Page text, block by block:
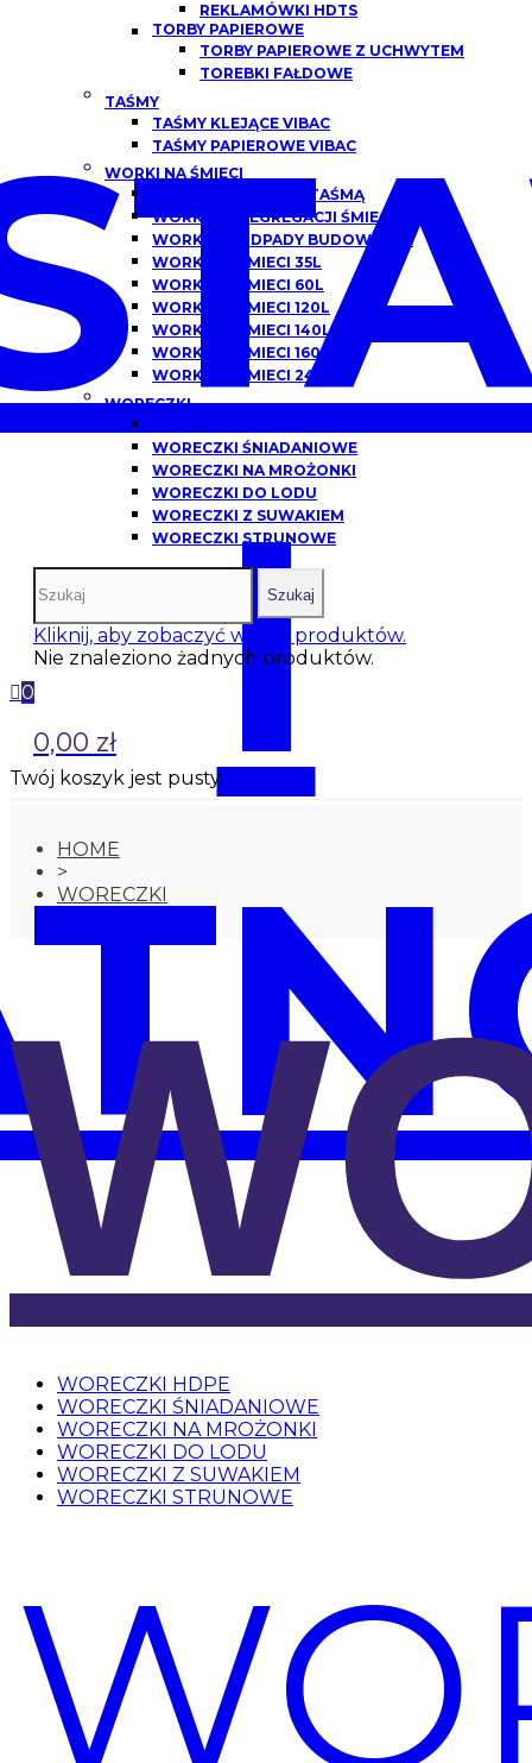
I
REKLAMÓWKI HDTS
TORBY PAPIEROWE
TORBY PAPIEROWE Z UCHWYTEM
TOREBKI FAŁDOWE
TAŚMY
TAŚMY KLEJĄCE VIBAC
TAŚMY PAPIEROWE VIBAC
WORKI NA ŚMIECI
WORKI NA ŚMIECI Z TAŚMĄ
WORKI DO SEGREGACJI ŚMIECI
WORKI NA ODPADY BUDOWLANE
WORKI NA ŚMIECI 35L
WORKI NA ŚMIECI 60L
WORKI NA ŚMIECI 120L
WORKI NA ŚMIECI 140L
WORKI NA ŚMIECI 160L
WORKI NA ŚMIECI 240L
WORECZKI
WORECZKI ŚNIADANIOWE
WORECZKI NA MROŻONKI
WORECZKI DO LODU
WORECZKI Z SUWAKIEM
WORECZKI STRUNOWE
Szukaj
Kliknij, aby zobaczyć więcej produktów.
Nie znaleziono żadnych produktów.
0
0,00 zł
Twój koszyk jest pusty.
HOME
>
WORECZKI
WORECZKI HDPE
WORECZKI ŚNIADANIOWE
WORECZKI NA MROŻONKI
WORECZKI DO LODU
WORECZKI Z SUWAKIEM
WORECZKI STRUNOWE